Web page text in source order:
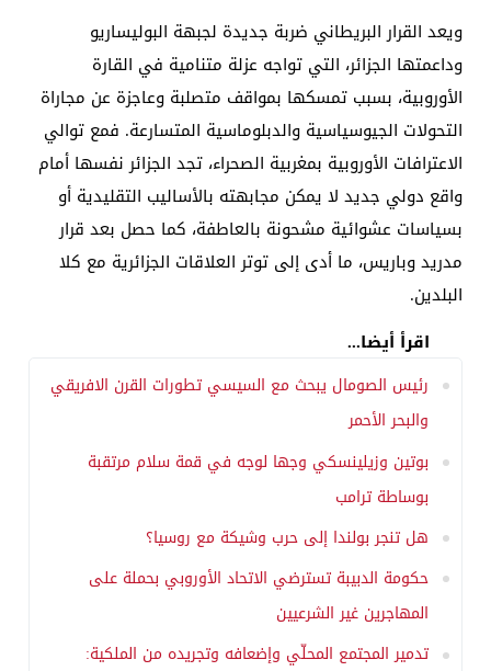
ويعد القرار البريطاني ضربة جديدة لجبهة البوليساريو
وداعمتها الجزائر، التي تواجه عزلة متنامية في القارة
الأوروبية، بسبب تمسكها بمواقف متصلبة وعاجزة عن مجاراة
التحولات الجيوسياسية والدبلوماسية المتسارعة. فمع توالي
الاعترافات الأوروبية بمغربية الصحراء، تجد الجزائر نفسها أمام
واقع دولي جديد لا يمكن مجابهته بالأساليب التقليدية أو
بسياسات عشوائية مشحونة بالعاطفة، كما حصل بعد قرار
مدريد وباريس، ما أدى إلى توتر العلاقات الجزائرية مع كلا
البلدين.
اقرأ أيضا...
رئيس الصومال يبحث مع السيسي تطورات القرن الافريقي
والبحر الأحمر
بوتين وزيلينسكي وجها لوجه في قمة سلام مرتقبة
بوساطة ترامب
هل تنجر بولندا إلى حرب وشيكة مع روسيا؟
حكومة الدبيبة تسترضي الاتحاد الأوروبي بحملة على
المهاجرين غير الشرعيين
تدمير المجتمع المحلّي وإضعافه وتجريده من الملكية: